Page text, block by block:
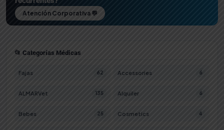
📂 Categorías Médicas
Fajas 62 Accessories 6
ALMARVet 135 Alquiler 6
Bebes 25 Cosmetics 4
Atención Corporativa 💬